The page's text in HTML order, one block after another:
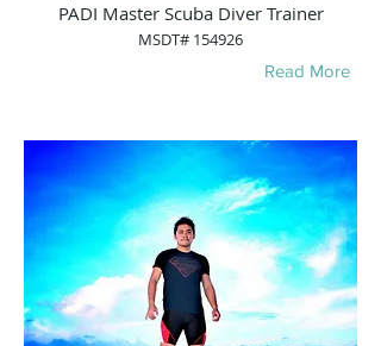
PADI Master Scuba Diver Trainer
MSDT# 154926
Read More